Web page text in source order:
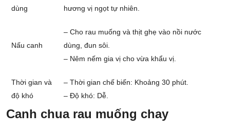
dùng
hương vị ngọt tự nhiên.
Nấu canh
– Cho rau muống và thịt ghẹ vào nồi nước
dùng, đun sôi.
– Nêm nếm gia vị cho vừa khẩu vị.
Thời gian và
độ khó
– Thời gian chế biến: Khoảng 30 phút.
– Độ khó: Dễ.
Canh chua rau muống chay